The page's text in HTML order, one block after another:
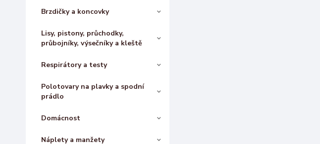
Brzdičky a koncovky
Lisy, pistony, průchodky,
průbojníky, výsečníky a kleště
Respirátory a testy
Polotovary na plavky a spodní
prádlo
Domácnost
Náplety a manžety